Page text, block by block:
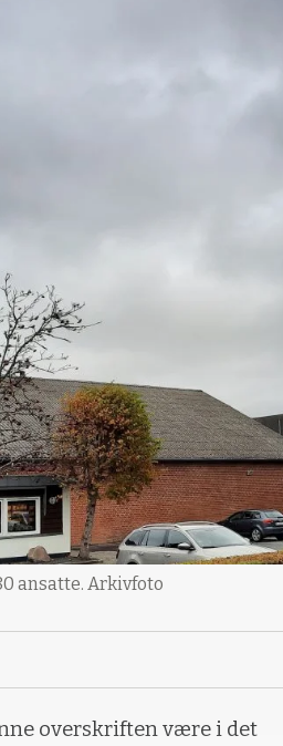
ansatte. Arkivfoto
overskriften være i det